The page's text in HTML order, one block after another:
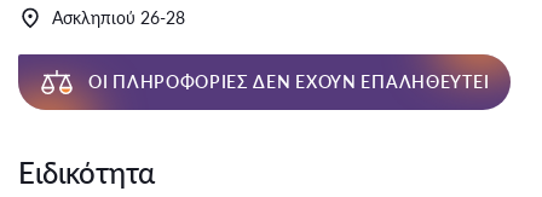
Ασκληπιού 26-28
ΟΙ ΠΛΗΡΟΦΟΡΊΕΣ ΔΕΝ ΈΧΟΥΝ ΕΠΑΛΗΘΕΥΤΕΊ
Ειδικότητα